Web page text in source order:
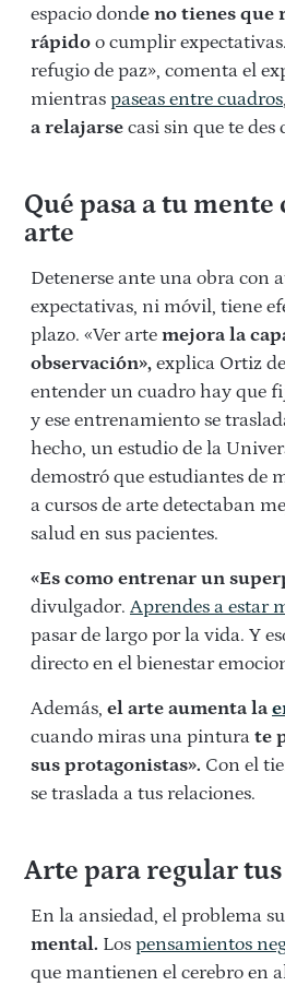
espacio donde no tienes
rápido o cumplir
refugio de paz», comenta el
mientras paseas entre cuadros,
a relajarse casi sin que te des
Qué pasa a tu
arte
Detenerse ante una obra con
expectativas, ni móvil, tiene
plazo. «Ver arte mejora la
observación», explica Ortiz
entender un cuadro hay que
y ese entrenamiento se
hecho, un estudio de la
demostró que estudiantes de
a cursos de arte detectaban
salud en sus pacientes.
«Es como entrenar un
divulgador. Aprendes a estar
pasar de largo por la vida. Y
directo en el bienestar
Además, el arte aumenta la
cuando miras una pintura te
sus protagonistas». Con el
se traslada a tus relaciones.
Arte para regular
En la ansiedad, el problema
mental. Los pensamientos
que mantienen el cerebro en